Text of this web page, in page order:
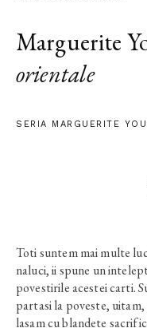
Marguerite
orientale
SERIA MARGUERITE
Toti suntem mai multe
naluci, ii spune un
povestirile acestei carti.
partasi la poveste,
lasam cu blandete